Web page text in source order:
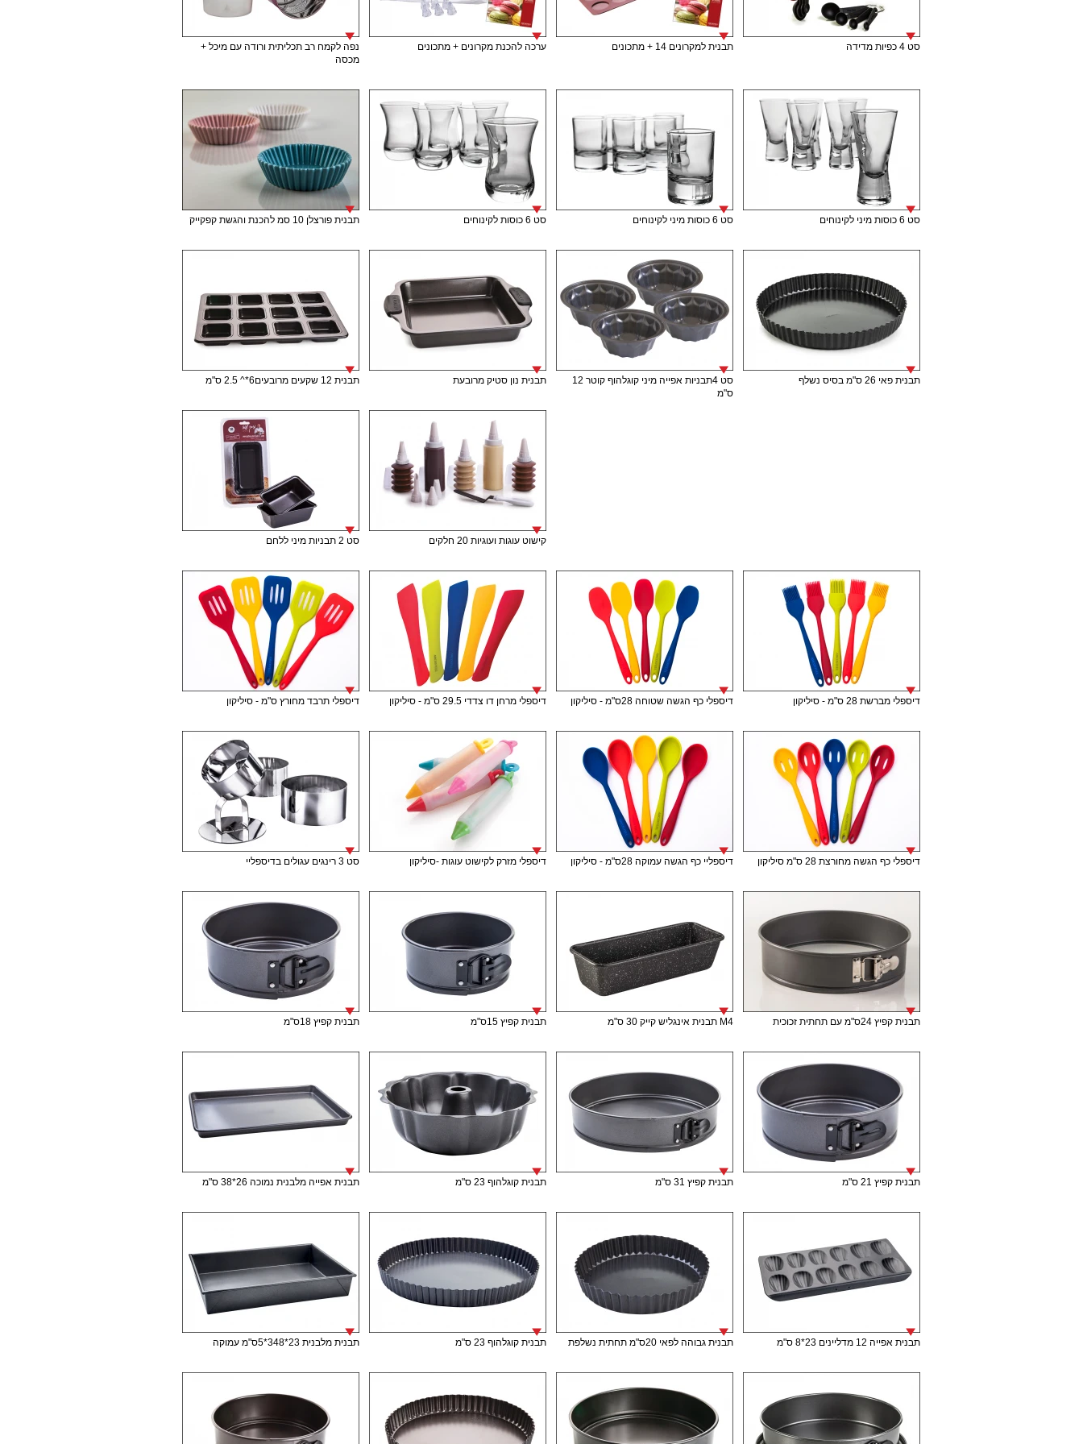
סט 4 כפיות מדידה תבנית למקרונים 14 + מתכונים ערכה להכנת מקרונים + מתכונים
נפה לקמח רב תכליתית ורודה עם מיכל +
מכסה
סט 6 כוסות מיני לקינוחים סט 6 כוסות מיני לקינוחים סט 6 כוסות לקינוחים תבנית פורצלן 10 סמ להכנת והגשת קפקייק
תבנית פאי 26 ס"מ בסיס נשלף
סט 4תבניות אפייה מיני קוגלהוף קוטר 12
ס"מ
תבנית נון סטיק מרובעת תבנית 12 שקעים מרובעים6*^ 2.5 ס"מ
קישוט עוגות ועוגיות 20 חלקים סט 2 תבניות מיני ללחם
דיספלי מברשת 28 ס"מ - סיליקון דיספלי כף הגשה שטוחה 28ס"מ - סיליקון דיספלי מרחן דו צדדי 29.5 ס"מ - סיליקון דיספלי תרבד מחורץ ס"מ - סיליקון
דיספלי כף הגשה מחורצת 28 ס"מ סיליקון דיספליי כף הגשה עמוקה 28ס"מ - סיליקון דיספלי מזרק לקישוט עוגות -סיליקון סט 3 רינגים עגולים בדיספליי
תבנית קפיץ 24ס"מ עם תחתית זכוכית M4 תבנית אינגליש קייק 30 ס"מ תבנית קפיץ 15ס"מ תבנית קפיץ 18ס"מ
תבנית קפיץ 21 ס"מ תבנית קפיץ 31 ס"מ תבנית קוגלהוף 23 ס"מ תבנית אפייה מלבנית נמוכה 26*38 ס"מ
תבנית אפייה 12 מדליינים 23*8 ס"מ תבנית גבוהה לפאי 20ס"מ תחתית נשלפת תבנית קוגלהוף 23 ס"מ תבנית מלבנית 23*348*5ס"מ עמוקה